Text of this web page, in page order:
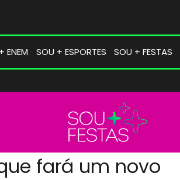
ENEM SOU + ESPORTES SOU + FESTAS
fará um novo